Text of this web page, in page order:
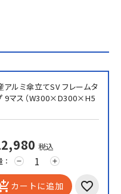
アルミ傘立てSV フレームタ
9マス（W300×D300×H5
税込
remove add
カートに追加